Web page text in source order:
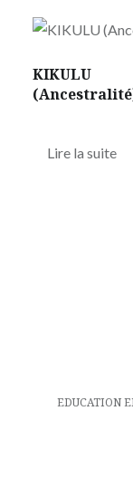
KIKULU
Lire la suite
l’article
EDUCATION